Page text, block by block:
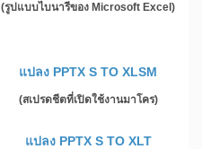
(รูปแบบไบนารีของ Microsoft Excel)
แปลง PPTX S TO XLSM
(สเปรดชีตที่เปิดใช้งานมาโคร)
แปลง PPTX S TO XLT